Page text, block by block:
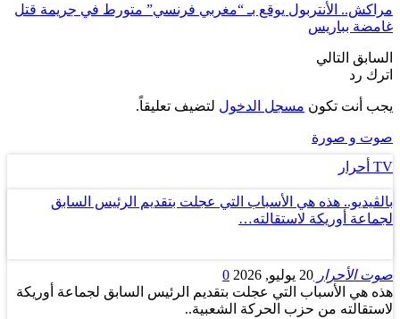
مراكش.. الأنتربول يوقع بـ “مغربي فرنسي” متورط في جريمة قتل
غامضة بباريس
السابق التالي
اترك رد
يجب أنت تكون مسجل الدخول لتضيف تعليقاً.
صوت و صورة
TV أحرار
بالڤيديو.. هذه هي الأسباب التي عجلت بتقديم الرئيس السابق
لجماعة أوريكة لاستقالته…
صوت الأحرار 20 يوليو, 2026
0
هذه هي الأسباب التي عجلت بتقديم الرئيس السابق لجماعة أوريكة
لاستقالته من حزب الحركة الشعبية..